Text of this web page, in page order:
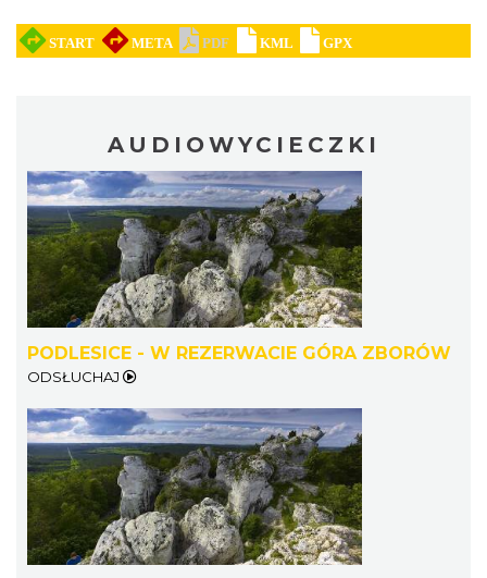
AUDIOWYCIECZKI
PODLESICE - W REZERWACIE GÓRA ZBORÓW
ODSŁUCHAJ